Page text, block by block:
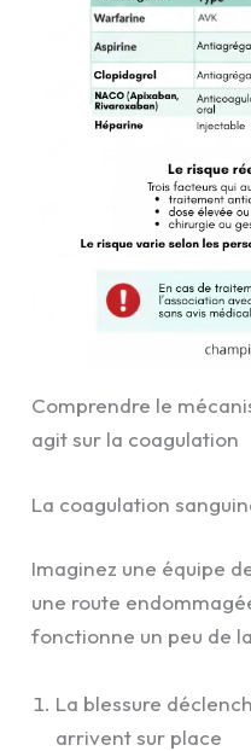
Comprendre le
agit sur la coagulation
La coagulation
Imaginez une équipe
une route
fonctionne un peu de
La blessure
arrivent sur place